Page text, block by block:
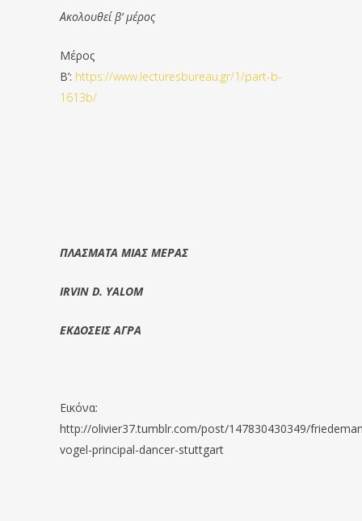
Ακολουθεί β’ μέρος
Μέρος
Β’: https://www.lecturesbureau.gr/1/part-b-
1613b/
ΠΛΑΣΜΑΤΑ ΜΙΑΣ ΜΕΡΑΣ
IRVIN D. YALOM
ΕΚΔΟΣΕΙΣ ΑΓΡΑ
Εικόνα:
http://olivier37.tumblr.com/post/147830430349/
vogel-principal-dancer-stuttgart